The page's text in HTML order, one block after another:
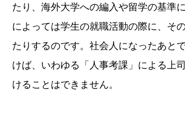
たり、海外大学への編入や留学の基準
によっては学生の就職活動の際に、そ
たりするのです。社会人になったあと
けば、いわゆる「人事考課」による上
けることはできません。